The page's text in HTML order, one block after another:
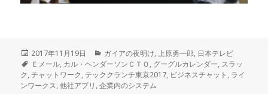
投
稿
日:
2017年11月19日
カ
テ
ゴ
リ
ガイアの夜明け,上原勇一郎, 日本テレビ
タ
グ
Ｅメール, カル・ヘンダーソンＣＴＯ, グーグルカレンダー, スラッ
ク,チャットワーク, テッククランチ東京2017, ビジネスチャット, ライ
ンワークス,他社アプリ,企業内のシステム